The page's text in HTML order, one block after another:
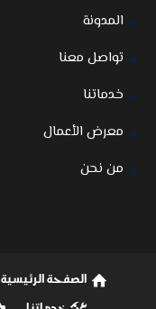
المدونة
تواصل معنا
خدماتنا
معرض الأعمال
من نحن
الصفحة الرئيسية